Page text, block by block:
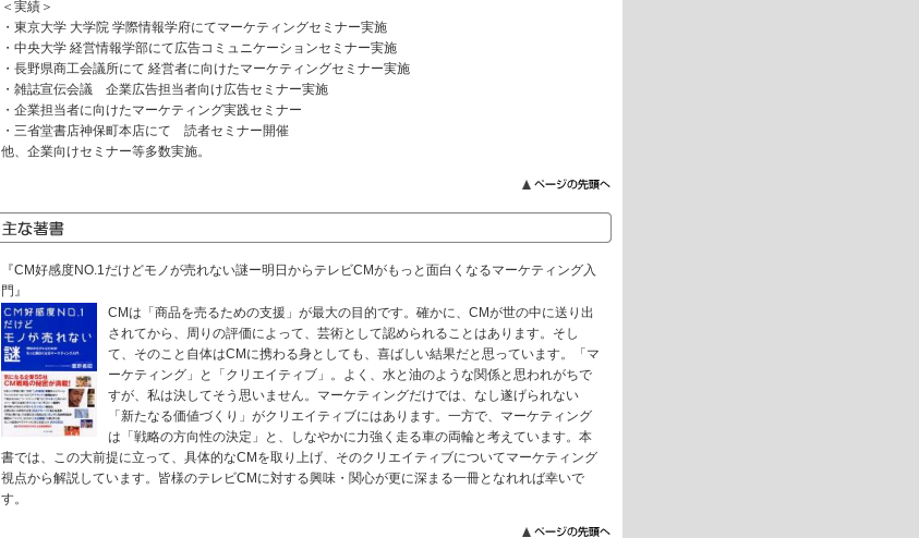
＜実績＞
・東京大学 大学院 学際情報学府にてマーケティングセミナー実施
・中央大学 経営情報学部にて広告コミュニケーションセミナー実施
・長野県商工会議所にて 経営者に向けたマーケティングセミナー実施
・雑誌宣伝会議 企業広告担当者向け広告セミナー実施
・企業担当者に向けたマーケティング実践セミナー
・三省堂書店神保町本店にて 読者セミナー開催
他、企業向けセミナー等多数実施。
『CM好感度NO.1だけどモノが売れない謎ー明日からテレビCMがもっと面白くなるマーケティング入
門』
CMは「商品を売るための支援」が最大の目的です。確かに、CMが世の中に送り出
されてから、周りの評価によって、芸術として認められることはあります。そし
て、そのこと自体はCMに携わる身としても、喜ばしい結果だと思っています。「マ
ーケティング」と「クリエイティブ」。よく、水と油のような関係と思われがちで
すが、私は決してそう思いません。マーケティングだけでは、なし遂げられない
「新たなる価値づくり」がクリエイティブにはあります。一方で、マーケティング
は「戦略の方向性の決定」と、しなやかに力強く走る車の両輪と考えています。本
書では、この大前提に立って、具体的なCMを取り上げ、そのクリエイティブについてマーケティング
視点から解説しています。皆様のテレビCMに対する興味・関心が更に深まる一冊となれれば幸いで
す。